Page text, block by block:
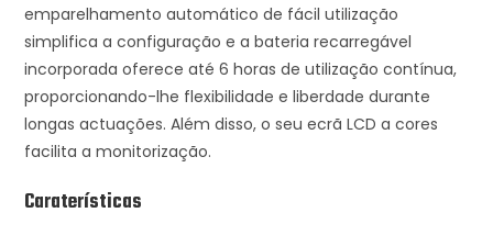
emparelhamento automático de fácil utilização
simplifica a configuração e a bateria recarregável
incorporada oferece até 6 horas de utilização contínua,
proporcionando-lhe flexibilidade e liberdade durante
longas actuações. Além disso, o seu ecrã LCD a cores
facilita a monitorização.
Caraterísticas